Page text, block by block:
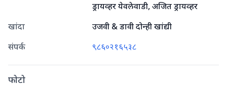
ड्रायव्हर येवलेवाडी, अजित ड्रायव्हर
खांदा
उजवी & डावी दोन्ही खांद्यी
संपर्क
९८६०२१६५३८
फोटो